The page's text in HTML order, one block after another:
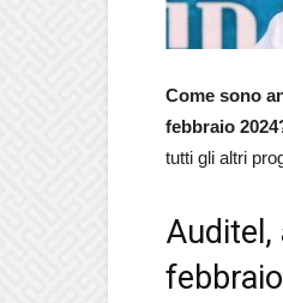
Come sono
febbraio
tutti gli altri
Auditel,